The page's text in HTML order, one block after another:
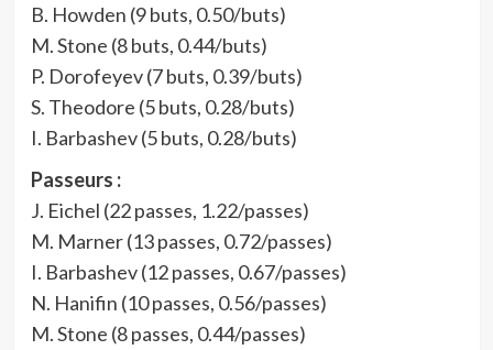
B. Howden (9 buts, 0.50/buts)
M. Stone (8 buts, 0.44/buts)
P. Dorofeyev (7 buts, 0.39/buts)
S. Theodore (5 buts, 0.28/buts)
I. Barbashev (5 buts, 0.28/buts)
Passeurs :
J. Eichel (22 passes, 1.22/passes)
M. Marner (13 passes, 0.72/passes)
I. Barbashev (12 passes, 0.67/passes)
N. Hanifin (10 passes, 0.56/passes)
M. Stone (8 passes, 0.44/passes)